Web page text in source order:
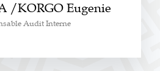
/KORGO Eugenie
Audit Interne